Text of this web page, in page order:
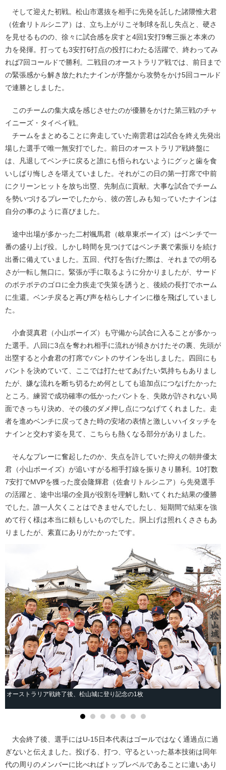
そして迎えた初戦。松山市選抜を相手に先発を託した諸隈惟大君
（佐倉リトルシニア）は、立ち上がりこそ制球を乱し失点と、硬さ
を見せるものの、徐々に試合感を戻すと4回1安打9奪三振と本来の
力を発揮。打っても3安打6打点の投打にわたる活躍で、終わってみ
れば7回コールドで勝利。二戦目のオーストラリア戦では、前日まで
の緊張感から解き放たれたナインが序盤から攻勢をかけ5回コールド
で連勝としました。
このチームの集大成を感じさせたのが優勝をかけた第三戦のチャ
イニーズ・タイペイ戦。
チームをまとめることに奔走していた南雲君は2試合を終え先発出
場した選手で唯一無安打でした。前日のオーストラリア戦終盤に
は、凡退してベンチに戻ると誰にも悟られないようにグッと歯を食
いしばり悔しさを堪えていました。それがこの日の第一打席で中前
にクリーンヒットを放ち出塁、先制点に貢献。大事な試合でチーム
を勢いづけるプレーでしたから、彼の苦しみも知っていたナインは
自分の事のように喜びました。
途中出場が多かった二村颯馬君（岐阜東ボーイズ）はベンチで一
番の盛り上げ役。しかし時間を見つけてはベンチ裏で素振りを続け
出番に備えていました。五回、代打を告げた際は、それまでの明る
さが一転し無口に。緊張が手に取るように分かりましたが、サード
のボテボテのゴロに全力疾走で失策を誘うと、後続の長打でホーム
に生還。ベンチ戻ると再び声を枯らしナインに檄を飛ばしていまし
た。
小倉奨真君（小山ボーイズ）も守備から試合に入ることが多かっ
た選手。八回に3点を奪われ相手に流れが傾きかけたその裏、先頭が
出塁すると小倉君の打席でバントのサインを出しました。四回にも
バントを決めていて、ここでは打たせてあげたい気持ちもありまし
たが、嫌な流れを断ち切るため何としても追加点につなげたかった
ところ。練習で成功確率の低かったバントを、失敗が許されない局
面できっちり決め、その後のダメ押し点につなげてくれました。走
者を進めベンチに戻ってきた時の安堵の表情と激しいハイタッチを
ナインと交わす姿を見て、こちらも熱くなる部分がありました。
そんなプレーに奮起したのか、失点を許していた抑えの朝井優太
君（小山ボーイズ）が追いすがる相手打線を振りきり勝利。10打数
7安打でMVPを獲った度会隆輝君（佐倉リトルシニア）ら先発選手
の活躍と、途中出場の全員が役割を理解し動いてくれた結果の優勝
でした。誰一人欠くことはできませんでしたし、短期間で結束を強
めて行く様は本当に頼もしいものでした。胴上げは照れくささもあ
りましたが、素直にありがたかったです。
オーストラリア戦終了後、松山城に登り記念の1枚
大会終了後、選手にはU-15日本代表はゴールではなく通過点に過
ぎないと伝えました。投げる、打つ、守るといった基本技術は同年
代の周りのメンバーに比べればトップレベルであることに違いあり